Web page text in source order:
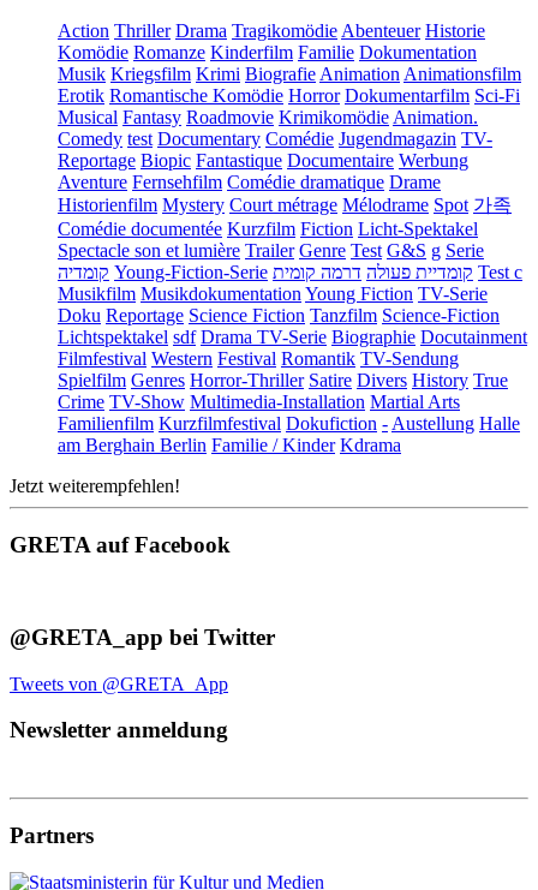
Action Thriller Drama Tragikomödie Abenteuer Historie
Komödie Romanze Kinderfilm Familie Dokumentation
Musik Kriegsfilm Krimi Biografie Animation Animationsfilm
Erotik Romantische Komödie Horror Dokumentarfilm Sci-Fi
Musical Fantasy Roadmovie Krimikomödie Animation.
Comedy test Documentary Comédie Jugendmagazin TV-
Reportage Biopic Fantastique Documentaire Werbung
Aventure Fernsehfilm Comédie dramatique Drame
Historienfilm Mystery Court métrage Mélodrame Spot 가족
Comédie documentée Kurzfilm Fiction Licht-Spektakel
Spectacle son et lumière Trailer Genre Test G&S g Serie
קומדיה Young-Fiction-Serie קומדיית פעולה דרמה קומית
Test c
Musikfilm Musikdokumentation Young Fiction TV-Serie
Doku Reportage Science Fiction Tanzfilm Science-Fiction
Lichtspektakel sdf Drama TV-Serie Biographie Docutainment
Filmfestival Western Festival Romantik TV-Sendung
Spielfilm Genres Horror-Thriller Satire Divers History True
Crime TV-Show Multimedia-Installation Martial Arts
Familienfilm Kurzfilmfestival Dokufiction - Austellung Halle
am Berghain Berlin Familie / Kinder Kdrama
Jetzt weiterempfehlen!
GRETA auf Facebook
@GRETA_app bei Twitter
Tweets von @GRETA_App
Newsletter anmeldung
Partners